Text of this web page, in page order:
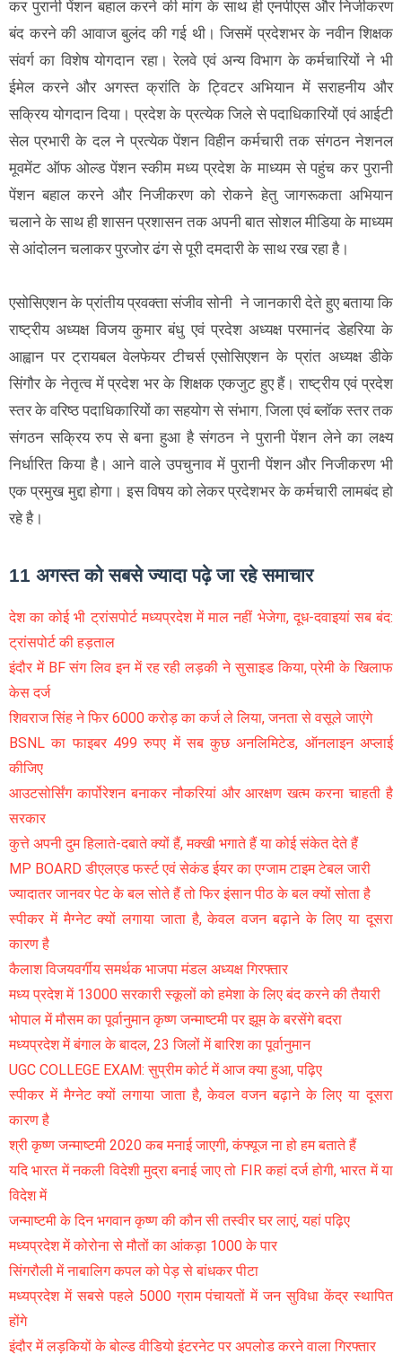
कर पुरानी पेंशन बहाल करने की मांग के साथ ही एनपीएस और निजीकरण
बंद करने की आवाज बुलंद की गई थी। जिसमें प्रदेशभर के नवीन शिक्षक
संवर्ग का विशेष योगदान रहा। रेलवे एवं अन्य विभाग के कर्मचारियों ने भी
ईमेल करने और अगस्त क्रांति के ट्विटर अभियान में सराहनीय और
सक्रिय योगदान दिया। प्रदेश के प्रत्येक जिले से पदाधिकारियों एवं आईटी
सेल प्रभारी के दल ने प्रत्येक पेंशन विहीन कर्मचारी तक संगठन नेशनल
मूवमेंट ऑफ ओल्ड पेंशन स्कीम मध्य प्रदेश के माध्यम से पहुंच कर पुरानी
पेंशन बहाल करने और निजीकरण को रोकने हेतु जागरूकता अभियान
चलाने के साथ ही शासन प्रशासन तक अपनी बात सोशल मीडिया के माध्यम
से आंदोलन चलाकर पुरजोर ढंग से पूरी दमदारी के साथ रख रहा है।
एसोसिएशन के प्रांतीय प्रवक्ता संजीव सोनी ने जानकारी देते हुए बताया कि
राष्ट्रीय अध्यक्ष विजय कुमार बंधु एवं प्रदेश अध्यक्ष परमानंद डेहरिया के
आह्वान पर ट्रायबल वेलफेयर टीचर्स एसोसिएशन के प्रांत अध्यक्ष डीके
सिंगौर के नेतृत्व में प्रदेश भर के शिक्षक एकजुट हुए हैं। राष्ट्रीय एवं प्रदेश
स्तर के वरिष्ठ पदाधिकारियों का सहयोग से संभाग, जिला एवं ब्लॉक स्तर तक
संगठन सक्रिय रुप से बना हुआ है‌ संगठन ने पुरानी पेंशन लेने का लक्ष्य
निर्धारित किया है। आने वाले उपचुनाव में पुरानी पेंशन और निजीकरण भी
एक प्रमुख मुद्दा होगा। इस विषय को लेकर प्रदेशभर के कर्मचारी लामबंद हो
रहे है।
11 अगस्त को सबसे ज्यादा पढ़े जा रहे समाचार
देश का कोई भी ट्रांसपोर्ट मध्यप्रदेश में माल नहीं भेजेगा, दूध-दवाइयां सब बंद:
ट्रांसपोर्ट की हड़ताल
इंदौर में BF संग लिव इन में रह रही लड़की ने सुसाइड किया, प्रेमी के खिलाफ
केस दर्ज
शिवराज सिंह ने फिर 6000 करोड़ का कर्ज ले लिया, जनता से वसूले जाएंगे
BSNL का फाइबर 499 रुपए में सब कुछ अनलिमिटेड, ऑनलाइन अप्लाई
कीजिए
आउटसोर्सिंग कार्पोरेशन बनाकर नौकरियां और आरक्षण खत्म करना चाहती है
सरकार
कुत्ते अपनी दुम हिलाते-दबाते क्यों हैं, मक्खी भगाते हैं या कोई संकेत देते हैं
MP BOARD डीएलएड फर्स्ट एवं सेकंड ईयर का एग्जाम टाइम टेबल जारी
ज्यादातर जानवर पेट के बल सोते हैं तो फिर इंसान पीठ के बल क्यों सोता है
स्पीकर में मैग्नेट क्यों लगाया जाता है, केवल वजन बढ़ाने के लिए या दूसरा
कारण है
कैलाश विजयवर्गीय समर्थक भाजपा मंडल अध्यक्ष गिरफ्तार
मध्य प्रदेश में 13000 सरकारी स्कूलों को हमेशा के लिए बंद करने की तैयारी
भोपाल में मौसम का पूर्वानुमान कृष्ण जन्माष्टमी पर झूम के बरसेंगे बदरा
मध्यप्रदेश में बंगाल के बादल, 23 जिलों में बारिश का पूर्वानुमान
UGC COLLEGE EXAM: सुप्रीम कोर्ट में आज क्या हुआ, पढ़िए
स्पीकर में मैग्नेट क्यों लगाया जाता है, केवल वजन बढ़ाने के लिए या दूसरा
कारण है
श्री कृष्ण जन्माष्टमी 2020 कब मनाई जाएगी, कंफ्यूज ना हो हम बताते हैं
यदि भारत में नकली विदेशी मुद्रा बनाई जाए तो FIR कहां दर्ज होगी, भारत में या
विदेश में
जन्माष्टमी के दिन भगवान कृष्ण की कौन सी तस्वीर घर लाएं, यहां पढ़िए
मध्यप्रदेश में कोरोना से मौतों का आंकड़ा 1000 के पार
सिंगरौली में नाबालिग कपल को पेड़ से बांधकर पीटा
मध्यप्रदेश में सबसे पहले 5000 ग्राम पंचायतों में जन सुविधा केंद्र स्थापित
होंगे
इंदौर में लड़कियों के बोल्ड वीडियो इंटरनेट पर अपलोड करने वाला गिरफ्तार